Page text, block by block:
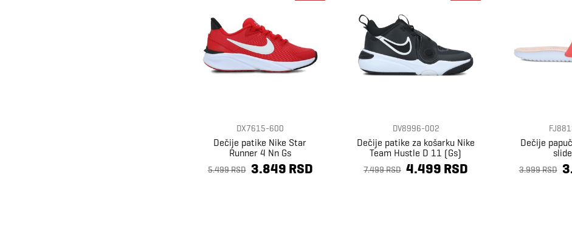
DX7615-600
Dečije patike Nike Star
Runner 4 Nn Gs
5.499 RSD 3.849 RSD
DV8996-002
Dečije patike za košarku Nike
Team Hustle D 11 (Gs)
7.499 RSD 4.499 RSD
Dečije
3.999 RSD